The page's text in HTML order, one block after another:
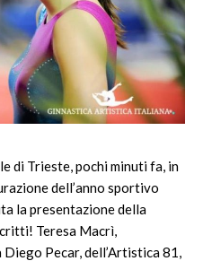
di Trieste, pochi minuti fa, in
dell’anno sportivo
la presentazione della
Teresa Macrì,
Pecar, dell’Artistica 81,